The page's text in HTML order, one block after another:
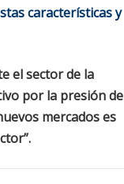
características y
el sector de la
por la presión de
mercados es